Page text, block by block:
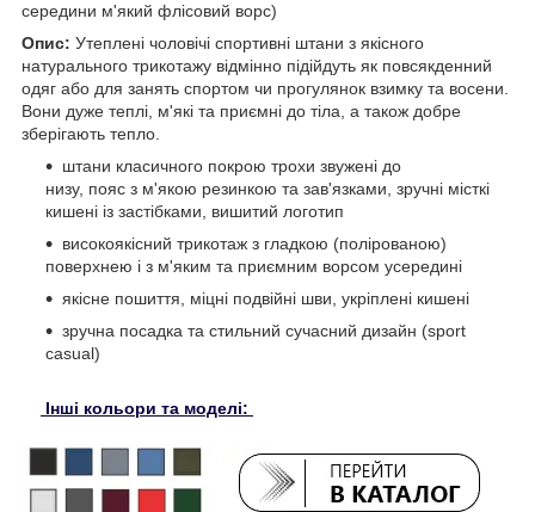
середини м'який флісовий ворс)
Опис: Утеплені чоловічі спортивні штани з якісного
натурального трикотажу відмінно підійдуть як повсякденний
одяг або для занять спортом чи прогулянок взимку та восени.
Вони дуже теплі, м'які та приємні до тіла, а також добре
зберігають тепло.
штани класичного покрою трохи звужені до
низу, пояс з м'якою резинкою та зав'язками, зручні місткі
кишені із застібками, вишитий логотип
високоякісний трикотаж з гладкою (полірованою)
поверхнею і з м'яким та приємним ворсом усередині
якісне пошиття, міцні подвійні шви, укріплені кишені
зручна посадка та стильний сучасний дизайн (sport
casual)
Інші кольори та моделі: